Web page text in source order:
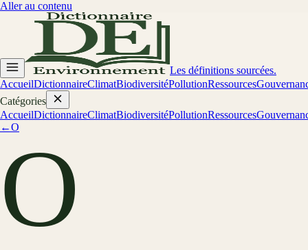
Aller au contenu
Les définitions sourcées.
AccueilDictionnaireClimatBiodiversitéPollutionRessources
Catégories
AccueilDictionnaireClimatBiodiversitéPollutionRessources
←O
O